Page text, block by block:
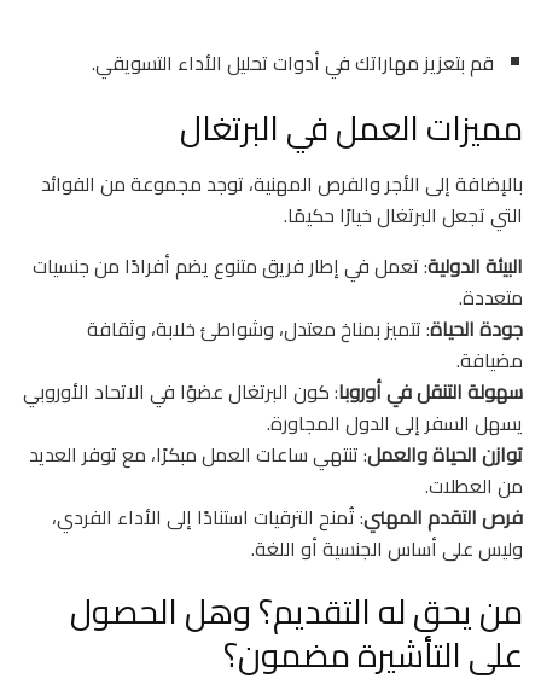
قم بتعزيز مهاراتك في أدوات تحليل الأداء التسويقي.
مميزات العمل في البرتغال
بالإضافة إلى الأجر والفرص المهنية، توجد مجموعة من الفوائد
التي تجعل البرتغال خيارًا حكيمًا.
البيئة الدولية: تعمل في إطار فريق متنوع يضم أفرادًا من جنسيات
متعددة.
جودة الحياة: تتميز بمناخ معتدل، وشواطئ خلابة، وثقافة
مضيافة.
سهولة التنقل في أوروبا: كون البرتغال عضوًا في الاتحاد الأوروبي
يسهل السفر إلى الدول المجاورة.
توازن الحياة والعمل: تنتهي ساعات العمل مبكرًا، مع توفر العديد
من العطلات.
فرص التقدم المهني: تُمنح الترقيات استنادًا إلى الأداء الفردي،
وليس على أساس الجنسية أو اللغة.
من يحق له التقديم؟ وهل الحصول
على التأشيرة مضمون؟